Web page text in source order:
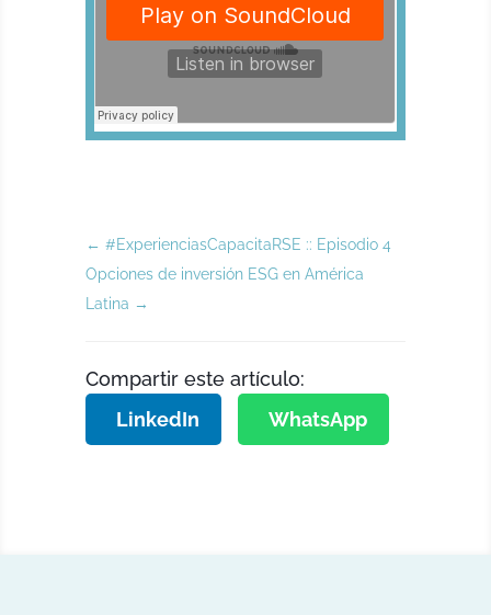
←#ExperienciasCapacitaRSE :: Episodio 4
Opciones de inversión ESG en América
Latina →
Compartir este artículo:
LinkedIn
WhatsApp